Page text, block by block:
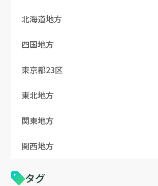
北海道地方
四国地方
東京都23区
東北地方
関東地方
関西地方
タグ